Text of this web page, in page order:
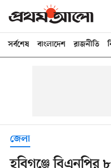
সর্বশেষ বাংলাদেশ রাজনীতি
জেলা
হবিগঞ্জে বিএনপির